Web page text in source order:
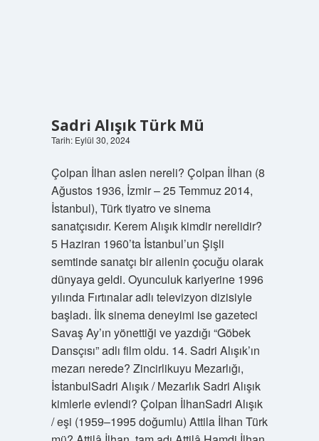
Sadri Alışık Türk Mü
Tarih: Eylül 30, 2024
Çolpan İlhan aslen nereli? Çolpan İlhan (8
Ağustos 1936, İzmir – 25 Temmuz 2014,
İstanbul), Türk tiyatro ve sinema
sanatçısıdır. Kerem Alışık kimdir nerelidir?
5 Haziran 1960’ta İstanbul’un Şişli
semtinde sanatçı bir ailenin çocuğu olarak
dünyaya geldi. Oyunculuk kariyerine 1996
yılında Fırtınalar adlı televizyon dizisiyle
başladı. İlk sinema deneyimi ise gazeteci
Savaş Ay’ın yönettiği ve yazdığı “Göbek
Dansçısı” adlı film oldu. 14. Sadri Alışık’ın
mezarı nerede? Zincirlikuyu Mezarlığı,
İstanbulSadri Alışık / Mezarlık Sadri Alışık
kimlerle evlendi? Çolpan İlhanSadri Alışık
/ eşi (1959–1995 doğumlu) Attila İlhan Türk